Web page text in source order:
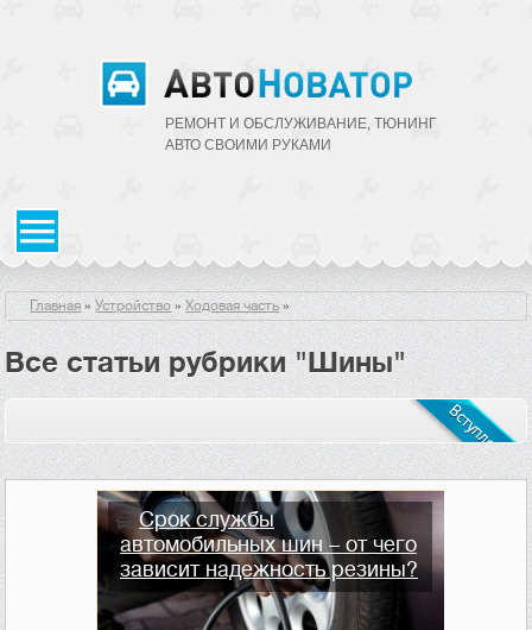
РЕМОНТ И ОБСЛУЖИВАНИЕ, ТЮНИНГ
АВТО CВОИМИ РУКАМИ
Главная»Устройство»Ходовая часть»
Все статьи рубрики "Шины"
Срок службы
автомобильных шин – от чего
зависит надежность резины?